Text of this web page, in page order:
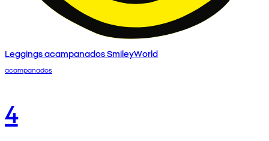
Leggings acampanados SmileyWorld
acampanados
4